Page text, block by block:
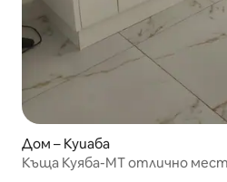
Дом – Куиаба
Къща Куяба-МТ отлично